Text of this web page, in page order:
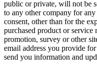
public or private, will not be
to any other company for
consent, other than for the
purchased product or service
promotion, survey or other
email address you provide
send you information and